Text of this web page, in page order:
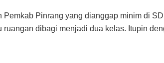
Pemkab Pinrang yang dianggap minim di
ruangan dibagi menjadi dua kelas. Itupin